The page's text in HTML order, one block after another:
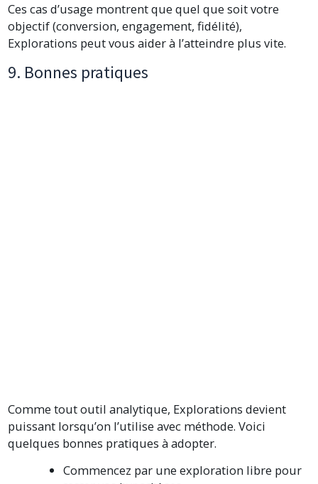
Ces cas d’usage montrent que quel que soit votre
objectif (conversion, engagement, fidélité),
Explorations peut vous aider à l’atteindre plus vite.
9. Bonnes pratiques
Comme tout outil analytique, Explorations devient
puissant lorsqu’on l’utilise avec méthode. Voici
quelques bonnes pratiques à adopter.
Commencez par une exploration libre pour